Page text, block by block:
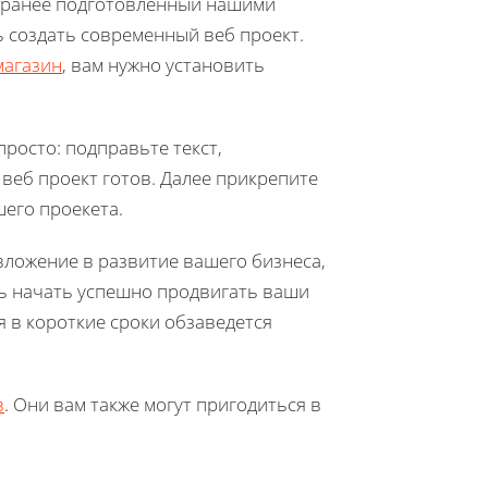
современный веб проект.
, вам нужно установить
подправьте текст,
проект готов. Далее прикрепите
проекета.
в развитие вашего бизнеса,
начать успешно продвигать ваши
короткие сроки обзаведется
. Они вам также могут пригодиться в